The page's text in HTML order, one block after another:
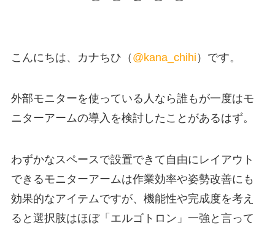
こんにちは、カナちひ（ @kana_chihi ）です。
外部モニターを使っている人なら誰もが一度はモ
ニターアームの導入を検討したことがあるはず。
わずかなスペースで設置できて自由にレイアウト
できるモニターアームは作業効率や姿勢改善にも
効果的なアイテムですが、機能性や完成度を考え
ると選択肢はほぼ「エルゴトロン」一強と言って